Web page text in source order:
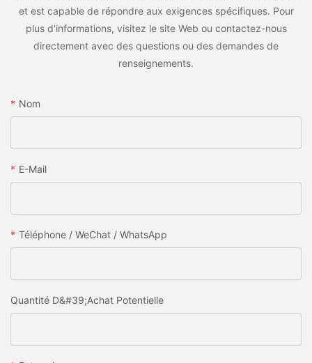
et est capable de répondre aux exigences spécifiques. Pour
plus d'informations, visitez le site Web ou contactez-nous
directement avec des questions ou des demandes de
renseignements.
Nom
E-Mail
Téléphone / WeChat / WhatsApp
Quantité D&#39;achat Potentielle